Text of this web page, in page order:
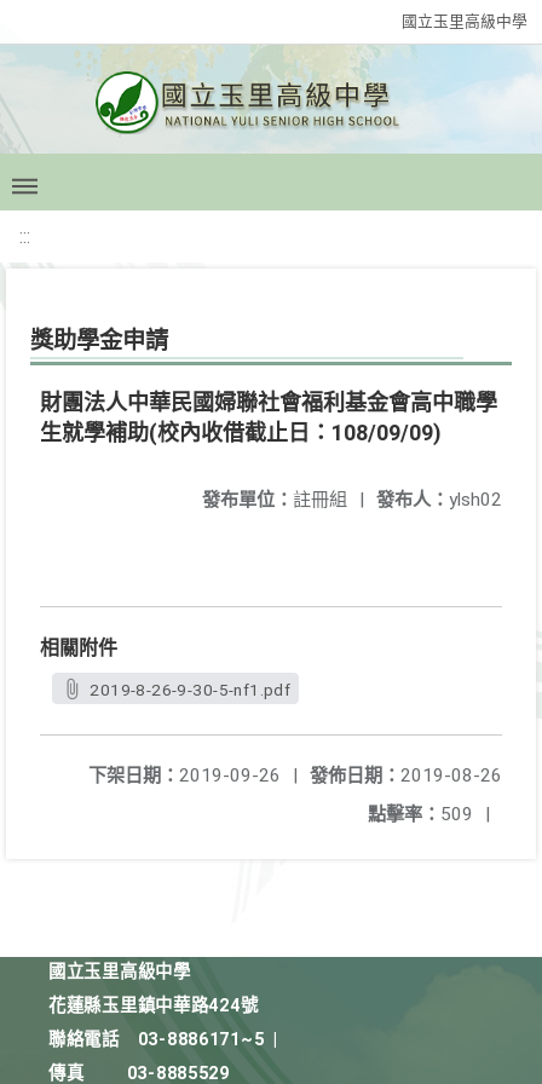
國立玉里高級中學
:::
獎助學金申請
財團法人中華民國婦聯社會福利基金會高中職學
生就學補助(校內收借截止日：108/09/09)
發布人： ylsh02
發布單位： 註冊組 |
相關附件
2019-8-26-9-30-5-nf1.pdf
發佈日期： 2019-08-26
下架日期： 2019-09-26
|
點擊率： 509 |
國立玉里高級中學
花蓮縣玉里鎮中華路424號
聯絡電話
03-8886171~5
傳真
03-8885529